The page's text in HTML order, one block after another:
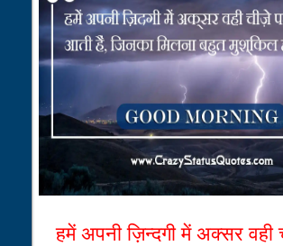
हमें अपनी ज़िन्दगी में अक्सर